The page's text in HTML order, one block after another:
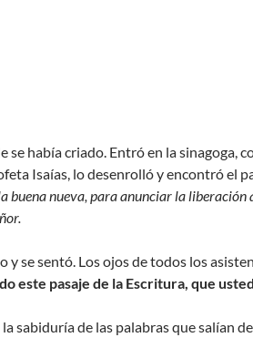
se había criado. Entró en la sinagoga,
Isaías, lo desenrolló y encontró el
buena nueva, para anunciar la
se sentó. Los ojos de todos los
este pasaje de la Escritura, que
sabiduría de las palabras que salían